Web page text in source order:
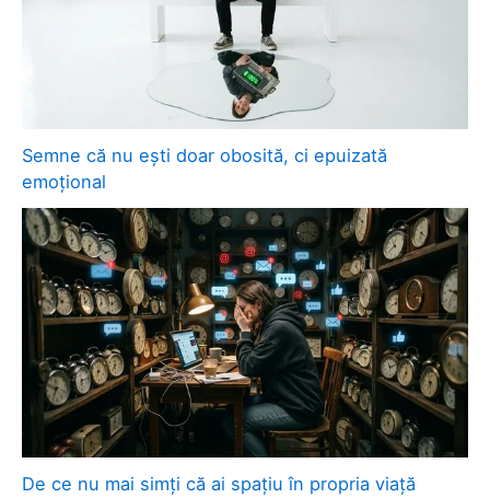
Semne că nu ești doar obosită, ci epuizată
emoțional
De ce nu mai simți că ai spațiu în propria viață